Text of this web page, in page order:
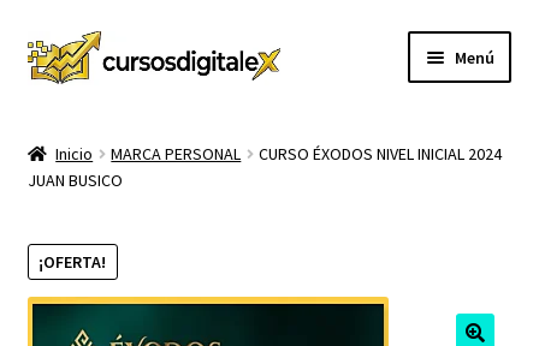
Ir
a
Ir
al
Menú
TIENDA
CURSOS
hijo
MEMBRESIA
Inicio MARCA PERSONAL
CURSO ÉXODOS NIVEL INICIAL 2024
JUAN BUSICO
¡OFERTA!